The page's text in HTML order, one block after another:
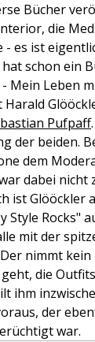
Bücher
die
- es ist
schon ein
Mein Leben
Harald
Pufpaff
der beiden.
dem
dabei nicht
ist Glööckler
Style Rocks"
mit der
nimmt
die
ihm
der
war.